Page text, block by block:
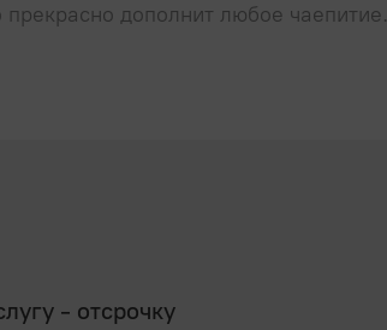
дополнит любое чаепитие.
- отсрочку